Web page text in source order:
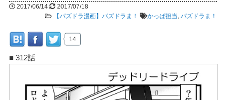
テ
ツ
へ
2017/06/14
2017/07/18
【パズドラ漫画】パズドラま！
かっぱ担当,パズドラま！
14
■ 312話